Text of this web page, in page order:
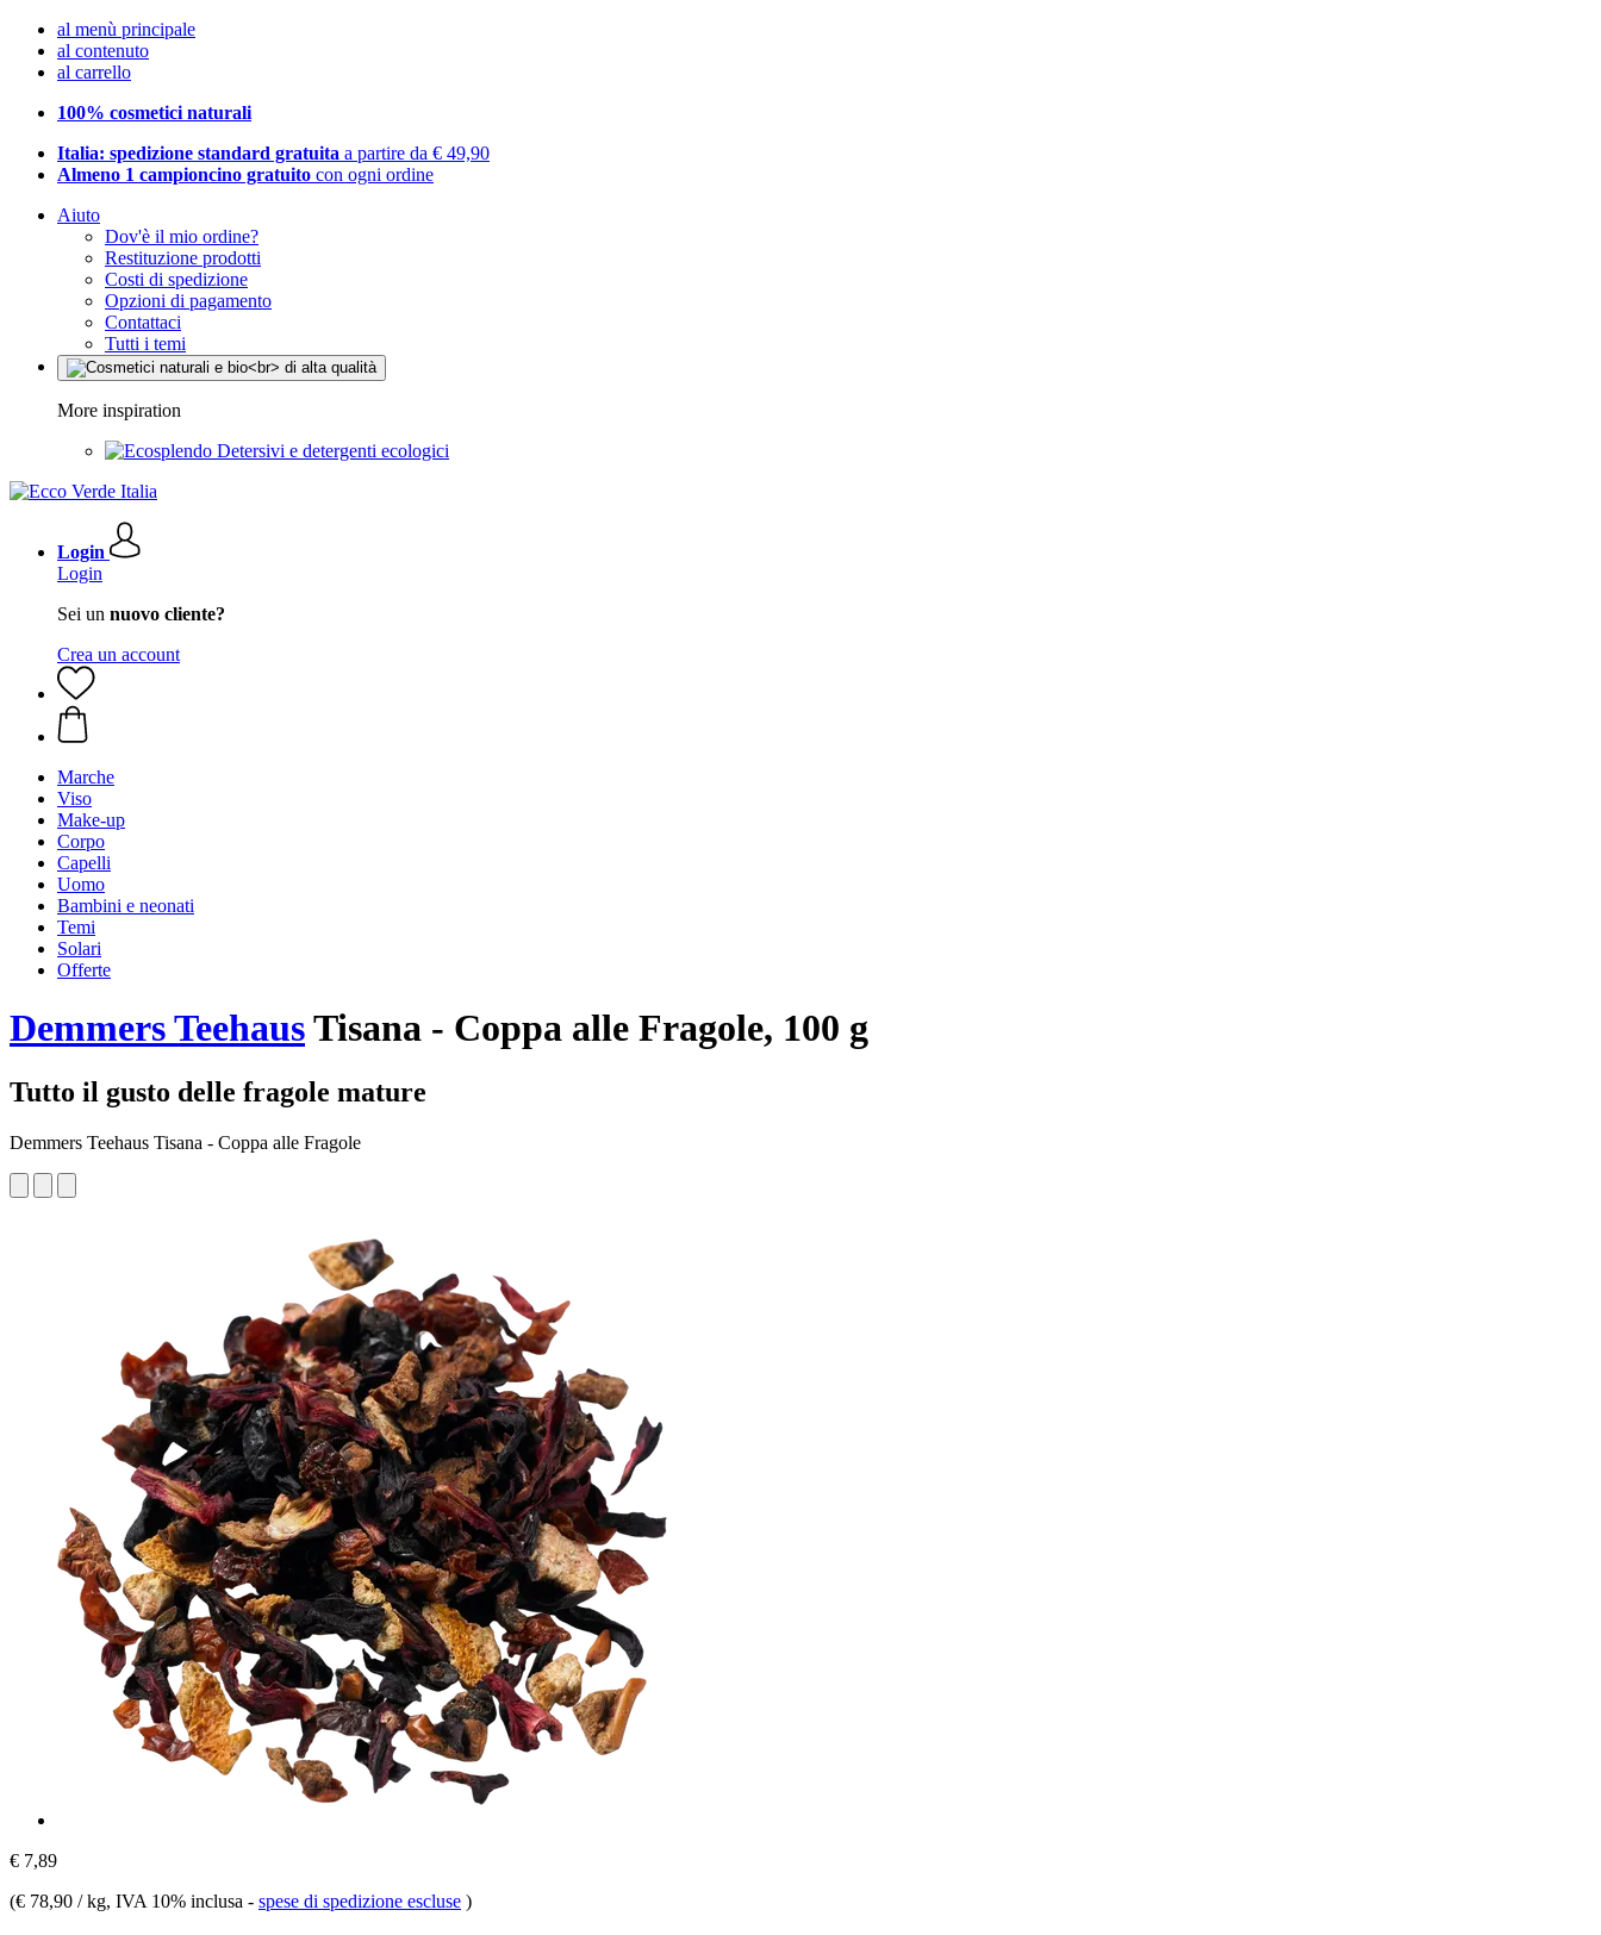
al menù principale
al contenuto
al carrello
100% cosmetici naturali
Italia: spedizione standard gratuita a partire da € 49,90
Almeno 1 campioncino gratuito con ogni ordine
Aiuto
Dov'è il mio ordine?
Restituzione prodotti
Costi di spedizione
Opzioni di pagamento
Contattaci
Tutti i temi
More inspiration
Detersivi e detergenti ecologici
Login
Login
Sei un nuovo cliente?
Crea un account
Marche
Viso
Make-up
Corpo
Capelli
Uomo
Bambini e neonati
Temi
Solari
Offerte
Demmers TeehausTisana - Coppa alle Fragole, 100 g
Tutto il gusto delle fragole mature
Demmers Teehaus Tisana - Coppa alle Fragole
€ 7,89
(€ 78,90 / kg, IVA 10% inclusa - spese di spedizione escluse )